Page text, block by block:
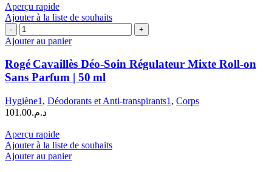
Aperçu rapide
Ajouter à la liste de souhaits
quantité
de
Rogé Cavaillès
Déo‑Soin
Régulateur
Mixte
Sans
Parfum
50 ml
Ajouter au panier
Rogé Cavaillès Déo‑Soin Régulateur Mixte Roll‑on
Sans Parfum | 50 ml
Hygiène1 , Déodorants et Anti-transpirants1 , Corps
د.م.101.00
Aperçu rapide
Ajouter à la liste de souhaits
Ajouter au panier